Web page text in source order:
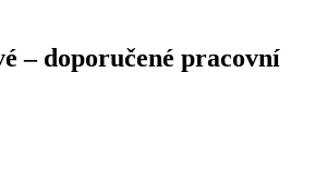
– doporučené pracovní